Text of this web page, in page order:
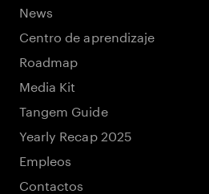
News
Centro de aprendizaje
Roadmap
Media Kit
Tangem Guide
Yearly Recap 2025
Empleos
Contactos